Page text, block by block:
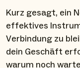
Kurz gesagt, ein
effektives
Verbindung zu
dein Geschäft
warum noch